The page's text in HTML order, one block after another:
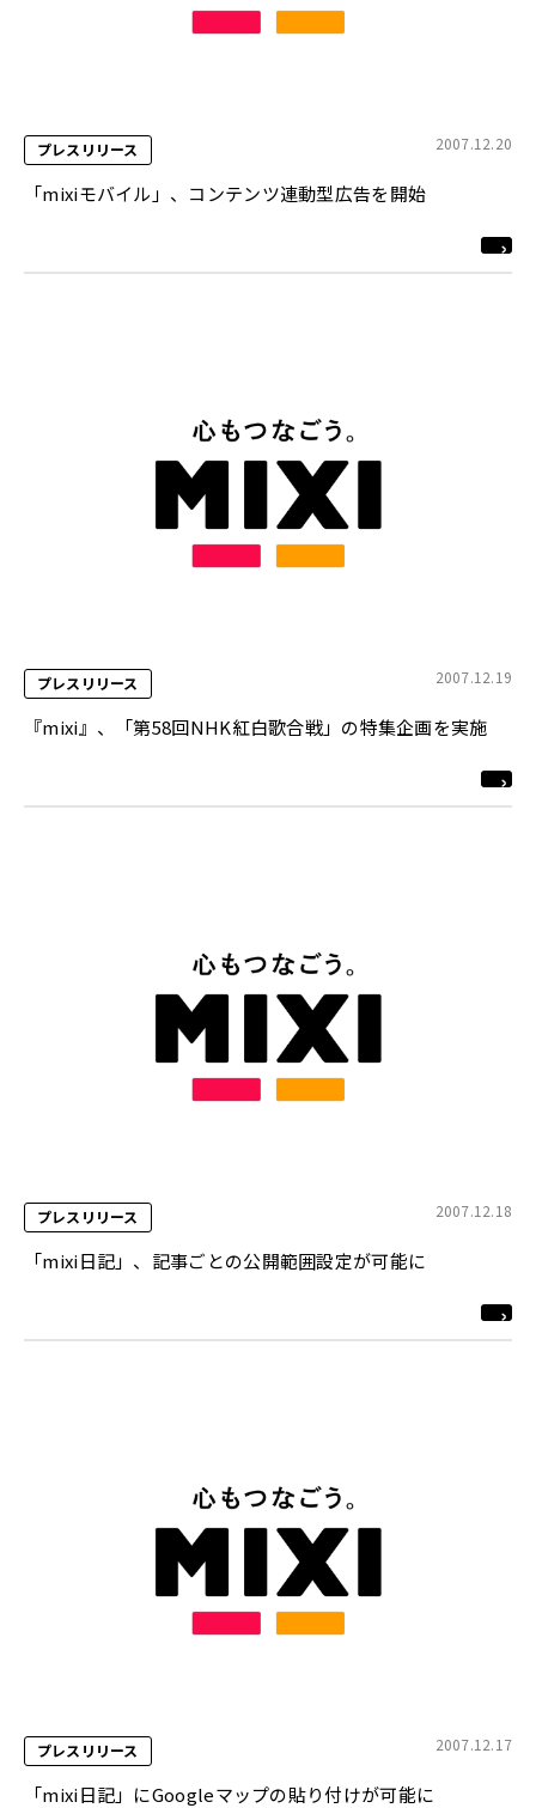
プレスリリース 2007.12.20
「mixiモバイル」、コンテンツ連動型広告を開始
プレスリリース 2007.12.19
『mixi』、「第58回NHK紅白歌合戦」の特集企画を実施
プレスリリース 2007.12.18
「mixi日記」、記事ごとの公開範囲設定が可能に
プレスリリース 2007.12.17
「mixi日記」にGoogleマップの貼り付けが可能に